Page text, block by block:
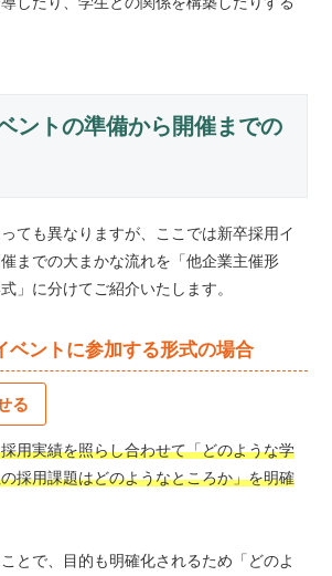
ントの準備から開催までの
ても異なりますが、ここでは新卒採用イ
までの大まかな流れを「他企業主催形
」に分けてご紹介いたします。
ベントに参加する形式の場合
る
用実績を照らし合わせて「どのような学
採用課題はどのようなところか」を明確
とで、目的も明確化されるため「どのよ